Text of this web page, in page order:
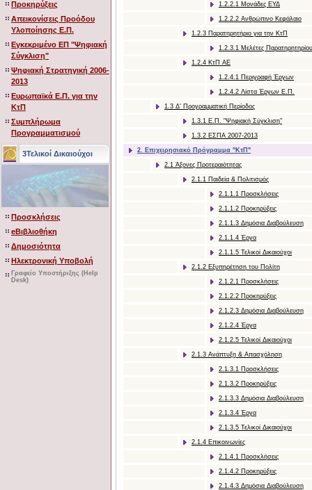
Προκηρύξεις
Απεικονίσεις Προόδου
Υλοποίησης Ε.Π.
Εγκεκριμένο ΕΠ "Ψηφιακή
Σύγκλιση"
Ψηφιακή Στρατηγική 2006-
2013
Ευρωπαϊκά Ε.Π. για την
ΚτΠ
Συμπλήρωμα
Προγραμματισμού
3Τελικοί Δικαιούχοι
Προσκλήσεις
eΒιβλιοθήκη
Δημοσιότητα
Ηλεκτρονική Υποβολή
Γραφείο Υποστήριξης (Help
Desk)
1.2.2.1 Μονάδες ΕΥΔ
1.2.2.2 Ανθρώπινο Κεφάλαιο
1.2.3 Παρατηρητήριο για την ΚτΠ
1.2.3.1 Μελέτες Παρατηρητηρίου
1.2.4 ΚτΠ ΑΕ
1.2.4.1 Περιγραφή Έργων
1.2.4.2 Λίστα Έργων Ε.Π.
1.3 Δ' Προγραμματική Περίοδος
1.3.1 Ε.Π. "Ψηφιακή Σύγκλιση"
1.3.2 ΕΣΠΑ 2007-2013
2. Επιχειρησιακό Πρόγραμμα "ΚτΠ"
2.1 Άξονες Προτεραιότητας
2.1.1 Παιδεία & Πολιτισμός
2.1.1.1 Προσκλήσεις
2.1.1.2 Προκηρύξεις
2.1.1.3 Δημόσια Διαβούλευση
2.1.1.4 Έργα
2.1.1.5 Τελικοί Δικαιούχοι
2.1.2 Eξυπηρέτηση του Πολίτη
2.1.2.1 Προσκλήσεις
2.1.2.2 Προκηρύξεις
2.1.2.3 Δημόσια Διαβούλευση
2.1.2.4 Έργα
2.1.2.5 Τελικοί Δικαιούχοι
2.1.3 Aνάπτυξη & Aπασχόληση
2.1.3.1 Προσκλήσεις
2.1.3.2 Προκηρύξεις
2.1.3.3 Δημόσια Διαβούλευση
2.1.3.4 Έργα
2.1.3.5 Τελικοί Δικαιούχοι
2.1.4 Eπικοινωνίες
2.1.4.1 Προσκλήσεις
2.1.4.2 Προκηρύξεις
2.1.4.3 Δημόσια Διαβούλευση